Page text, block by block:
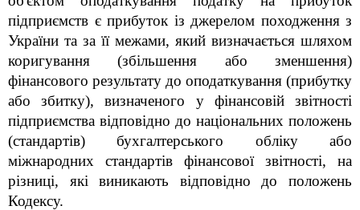
підприємств є прибуток із джерелом походження з
України та за її межами, який визначається шляхом
коригування (збільшення або зменшення)
фінансового результату до оподаткування (прибутку
або збитку), визначеного у фінансовій звітності
підприємства відповідно до національних положень
(стандартів) бухгалтерського обліку або
міжнародних стандартів фінансової звітності, на
різниці, які виникають відповідно до положень
Кодексу.